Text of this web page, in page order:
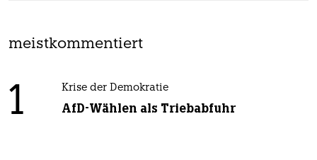
meistkommentiert
1 Krise der Demokratie
AfD-Wählen als Triebabfuhr